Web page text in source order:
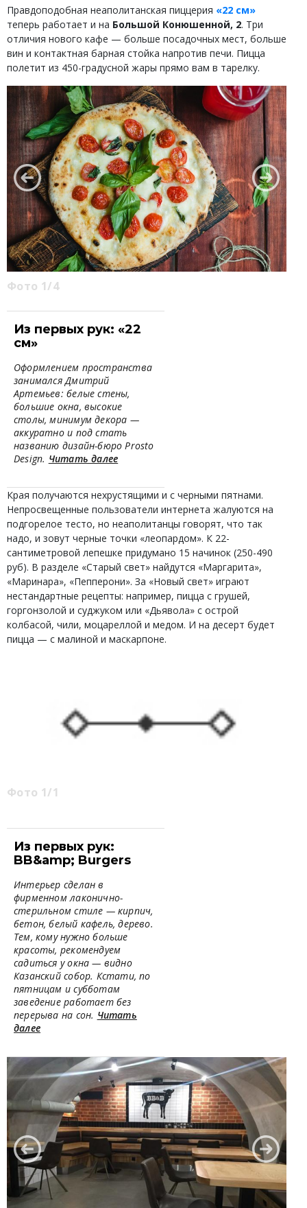
Правдоподобная неаполитанская пиццерия «22 см»
теперь работает и на Большой Конюшенной, 2. Три
отличия нового кафе — больше посадочных мест, больше
вин и контактная барная стойка напротив печи. Пицца
полетит из 450-градусной жары прямо вам в тарелку.
Фото 1/4
Из первых рук: «22
см»
Оформлением пространства
занимался Дмитрий
Артемьев: белые стены,
большие окна, высокие
столы, минимум декора —
аккуратно и под стать
названию дизайн-бюро Prosto
Design. Читать далее
Края получаются нехрустящими и с черными пятнами.
Непросвещенные пользователи интернета жалуются на
подгорелое тесто, но неаполитанцы говорят, что так
надо, и зовут черные точки «леопардом». К 22-
сантиметровой лепешке придумано 15 начинок (250-490
руб). В разделе «Старый свет» найдутся «Маргарита»,
«Маринара», «Пепперони». За «Новый свет» играют
нестандартные рецепты: например, пицца с грушей,
горгонзолой и суджуком или «Дьявола» с острой
колбасой, чили, моцареллой и медом. И на десерт будет
пицца — с малиной и маскарпоне.
Фото 1/1
Из первых рук:
BB&amp; Burgers
Интерьер сделан в
фирменном лаконично-
стерильном стиле — кирпич,
бетон, белый кафель, дерево.
Тем, кому нужно больше
красоты, рекомендуем
садиться у окна — видно
Казанский собор. Кстати, по
пятницам и субботам
заведение работает без
перерыва на сон. Читать
далее